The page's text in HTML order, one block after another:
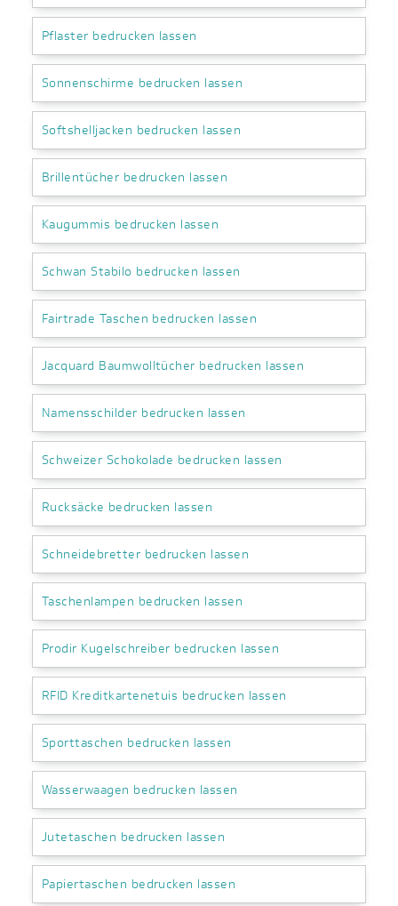
Pflaster bedrucken lassen
Sonnenschirme bedrucken lassen
Softshelljacken bedrucken lassen
Brillentücher bedrucken lassen
Kaugummis bedrucken lassen
Schwan Stabilo bedrucken lassen
Fairtrade Taschen bedrucken lassen
Jacquard Baumwolltücher bedrucken lassen
Namensschilder bedrucken lassen
Schweizer Schokolade bedrucken lassen
Rucksäcke bedrucken lassen
Schneidebretter bedrucken lassen
Taschenlampen bedrucken lassen
Prodir Kugelschreiber bedrucken lassen
RFID Kreditkartenetuis bedrucken lassen
Sporttaschen bedrucken lassen
Wasserwaagen bedrucken lassen
Jutetaschen bedrucken lassen
Papiertaschen bedrucken lassen